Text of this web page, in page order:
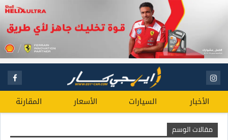
الأخبار السيارات الأسعار المقارنة
مقالات الوسم